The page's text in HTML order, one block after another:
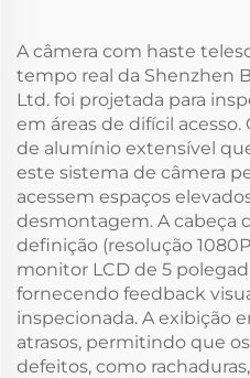
A câmera com haste
tempo real da Shenzhen
Ltd. foi projetada para
em áreas de difícil
de alumínio extensível
este sistema de câmera
acessem espaços
desmontagem. A cabeça
definição (resolução
monitor LCD de 5
fornecendo feedback
inspecionada. A exibição
atrasos, permitindo que
defeitos, como